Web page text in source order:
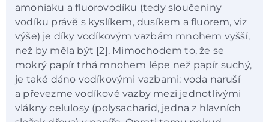
amoniaku a fluorovodíku (tedy sloučeniny
vodíku právě s kyslíkem, dusíkem a fluorem, viz
výše) je díky vodíkovým vazbám mnohem vyšší,
než by měla být [2]. Mimochodem to, že se
mokrý papír trhá mnohem lépe než papír suchý,
je také dáno vodíkovými vazbami: voda naruší
a převezme vodíkové vazby mezi jednotlivými
vlákny celulosy (polysacharid, jedna z hlavních